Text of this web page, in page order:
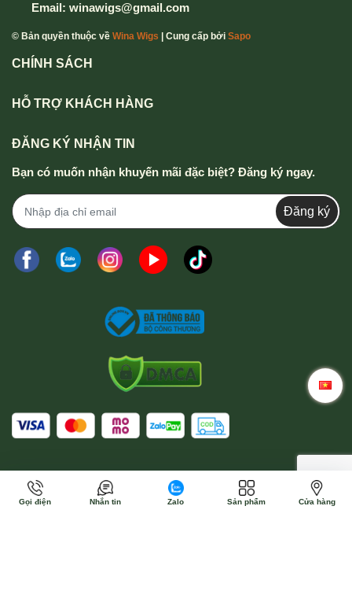
Email: winawigs@gmail.com
© Bản quyền thuộc về Wina Wigs | Cung cấp bởi Sapo
CHÍNH SÁCH
HỖ TRỢ KHÁCH HÀNG
ĐĂNG KÝ NHẬN TIN
Bạn có muốn nhận khuyến mãi đặc biệt? Đăng ký ngay.
Đăng ký
Gọi điện Nhắn tin Zalo Sản phẩm Cửa hàng